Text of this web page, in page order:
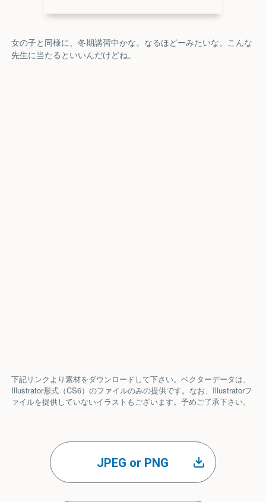
女の子と同様に、冬期講習中かな。なるほどーみたいな。こんな
先生に当たるといいんだけどね。
下記リンクより素材をダウンロードして下さい。ベクターデータは、
Illustrator形式（CS6）のファイルのみの提供です。なお、Illustratorフ
ァイルを提供していないイラストもございます。予めご了承下さい。
JPEG or PNG